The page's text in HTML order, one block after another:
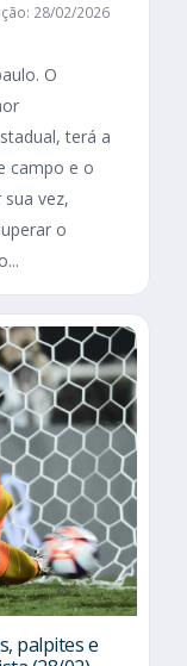
28/02/2026
O
terá a
campo e o
vez,
o
palpites e